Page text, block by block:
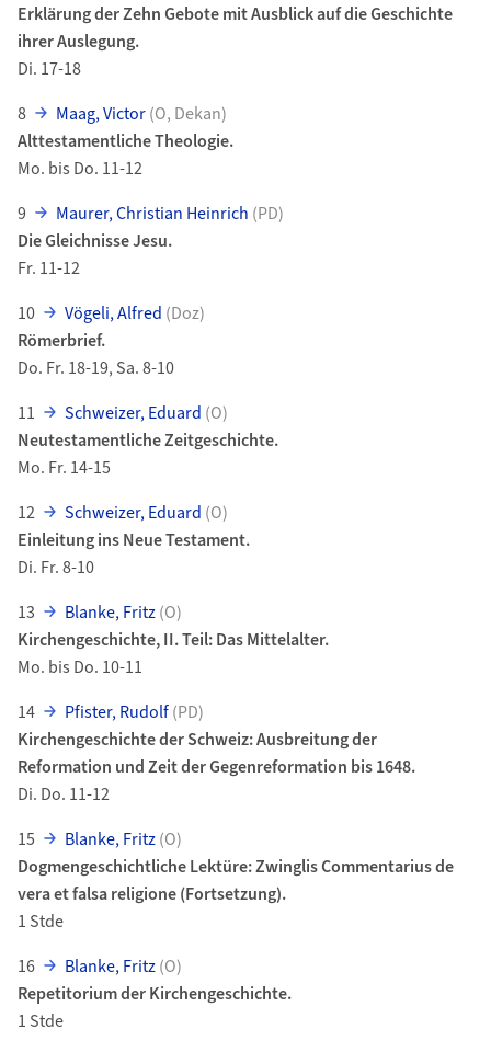
Erklärung der Zehn Gebote mit Ausblick auf die Geschichte
ihrer Auslegung.
Di. 17-18
8
Maag, Victor(O, Dekan)
Alttestamentliche Theologie.
Mo. bis Do. 11-12
9
Maurer, Christian Heinrich (PD)
Die Gleichnisse Jesu.
Fr. 11-12
10
Vögeli, Alfred (Doz)
Römerbrief.
Do. Fr. 18-19, Sa. 8-10
11
Schweizer, Eduard (O)
Neutestamentliche Zeitgeschichte.
Mo. Fr. 14-15
12
Schweizer, Eduard (O)
Einleitung ins Neue Testament.
Di. Fr. 8-10
13
Blanke, Fritz(O)
Kirchengeschichte, II. Teil: Das Mittelalter.
Mo. bis Do. 10-11
14
Pfister, Rudolf(PD)
Kirchengeschichte der Schweiz: Ausbreitung der
Reformation und Zeit der Gegenreformation bis 1648.
Di. Do. 11-12
15
Blanke, Fritz(O)
Dogmengeschichtliche Lektüre: Zwinglis Commentarius de
vera et falsa religione (Fortsetzung).
1 Stde
16
Blanke, Fritz(O)
Repetitorium der Kirchengeschichte.
1 Stde